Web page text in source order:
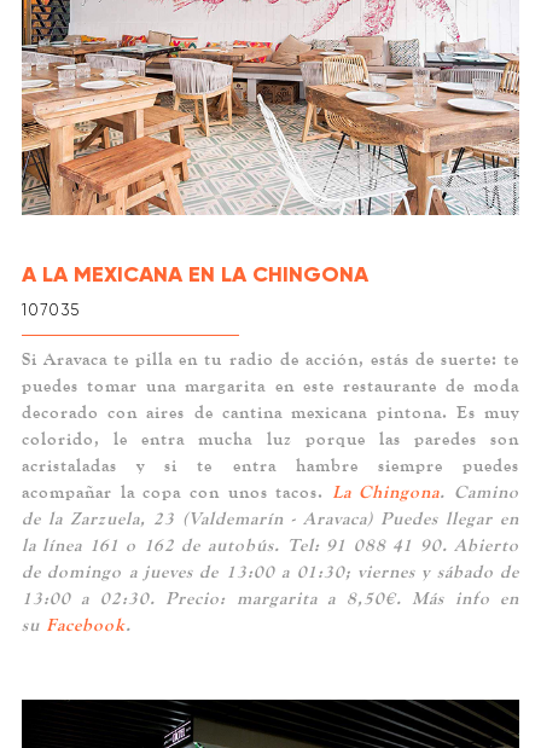
A LA MEXICANA EN LA CHINGONA
107035
Si Aravaca te pilla en tu radio de acción, estás de suerte: te
puedes tomar una margarita en este restaurante de moda
decorado con aires de cantina mexicana pintona. Es muy
colorido, le entra mucha luz porque las paredes son
acristaladas y si te entra hambre siempre puedes
acompañar la copa con unos tacos. La Chingona. Camino
de la Zarzuela, 23 (Valdemarín - Aravaca) Puedes llegar en
la línea 161 o 162 de autobús. Tel: 91 088 41 90. Abierto
de domingo a jueves de 13:00 a 01:30; viernes y sábado de
13:00 a 02:30. Precio: margarita a 8,50€. Más info en
su Facebook.